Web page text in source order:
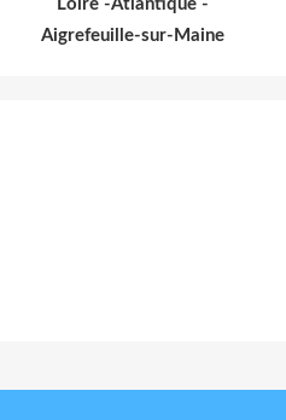
Loire -Atlantique -
Aigrefeuille-sur-Maine